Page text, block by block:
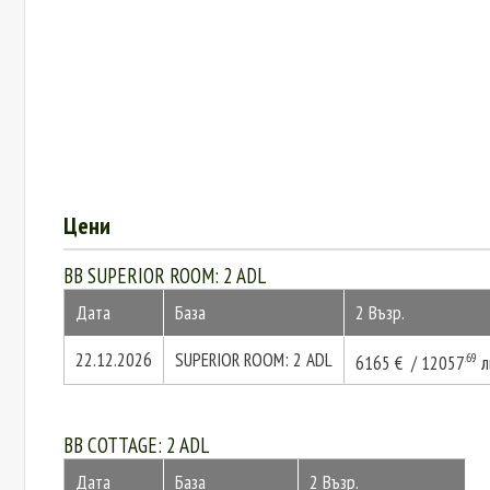
Цени
BB SUPERIOR ROOM: 2 ADL
Дата База
2 Възр.
22.12.2026
SUPERIOR ROOM: 2 ADL 6165 € / 12057.69
BB COTTAGE: 2 ADL
Дата База 2 Възр.